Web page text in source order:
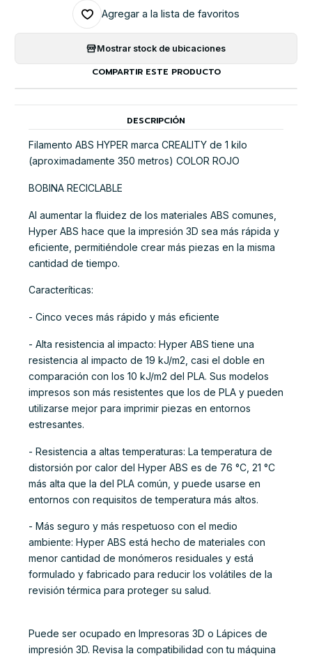
Agregar a la lista de favoritos
Mostrar stock de ubicaciones
COMPARTIR ESTE PRODUCTO
DESCRIPCIÓN
Filamento ABS HYPER marca CREALITY de 1 kilo
(aproximadamente 350 metros) COLOR ROJO
BOBINA RECICLABLE
Al aumentar la fluidez de los materiales ABS comunes,
Hyper ABS hace que la impresión 3D sea más rápida y
eficiente, permitiéndole crear más piezas en la misma
cantidad de tiempo.
Caracteríticas:
- Cinco veces más rápido y más eficiente
- Alta resistencia al impacto: Hyper ABS tiene una
resistencia al impacto de 19 kJ/m2, casi el doble en
comparación con los 10 kJ/m2 del PLA. Sus modelos
impresos son más resistentes que los de PLA y pueden
utilizarse mejor para imprimir piezas en entornos
estresantes.
- Resistencia a altas temperaturas: La temperatura de
distorsión por calor del Hyper ABS es de 76 °C, 21 °C
más alta que la del PLA común, y puede usarse en
entornos con requisitos de temperatura más altos.
- Más seguro y más respetuoso con el medio
ambiente: Hyper ABS está hecho de materiales con
menor cantidad de monómeros residuales y está
formulado y fabricado para reducir los volátiles de la
revisión térmica para proteger su salud.
Puede ser ocupado en Impresoras 3D o Lápices de
impresión 3D. Revisa la compatibilidad con tu máquina